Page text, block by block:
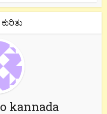
kannada